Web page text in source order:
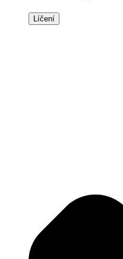
Líčení